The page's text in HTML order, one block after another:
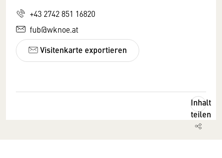
+43 2742 851 16820
fub@wknoe.at
Visitenkarte exportieren
Inhalt
teilen